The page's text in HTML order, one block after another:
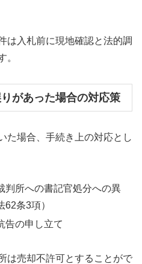
は入札前に現地確認と法的調
。
があった場合の対応策
た場合、手続き上の対応とし
判所への書記官処分への異
条3項）
告の申し立て
は売却不許可とすることがで